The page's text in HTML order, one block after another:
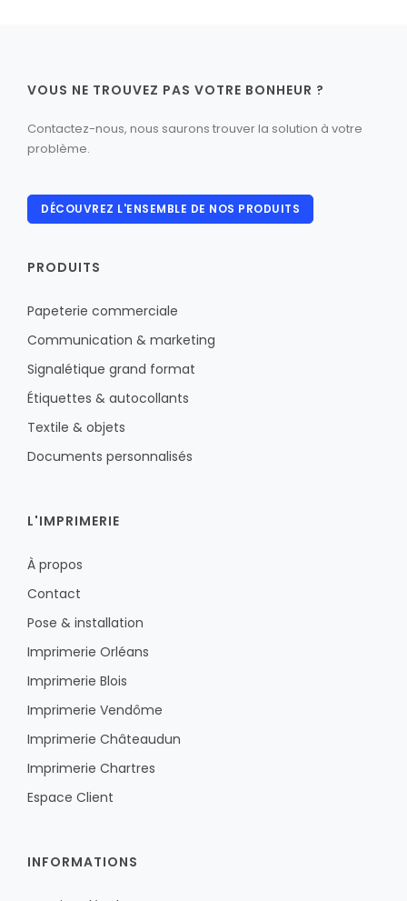
VOUS NE TROUVEZ PAS VOTRE BONHEUR ?
Contactez-nous, nous saurons trouver la solution à votre
problème.
DÉCOUVREZ L'ENSEMBLE DE NOS PRODUITS
PRODUITS
Papeterie commerciale
Communication & marketing
Signalétique grand format
Étiquettes & autocollants
Textile & objets
Documents personnalisés
L'IMPRIMERIE
À propos
Contact
Pose & installation
Imprimerie Orléans
Imprimerie Blois
Imprimerie Vendôme
Imprimerie Châteaudun
Imprimerie Chartres
Espace Client
INFORMATIONS